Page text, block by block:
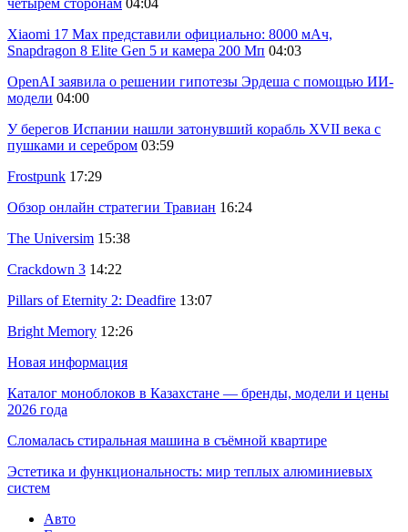
Xiaomi 17 Max представили официально: 8000 мАч,
Snapdragon 8 Elite Gen 5 и камера 200 Мп 04:03
OpenAI заявила о решении гипотезы Эрдеша с помощью ИИ-
модели 04:00
У берегов Испании нашли затонувший корабль XVII века с
пушками и серебром 03:59
Frostpunk 17:29
Обзор онлайн стратегии Травиан 16:24
The Universim 15:38
Crackdown 3 14:22
Pillars of Eternity 2: Deadfire 13:07
Bright Memory 12:26
Новая информация
Каталог моноблоков в Казахстане — бренды, модели и цены
2026 года
Сломалась стиральная машина в съёмной квартире
Эстетика и функциональность: мир теплых алюминиевых
систем
Авто